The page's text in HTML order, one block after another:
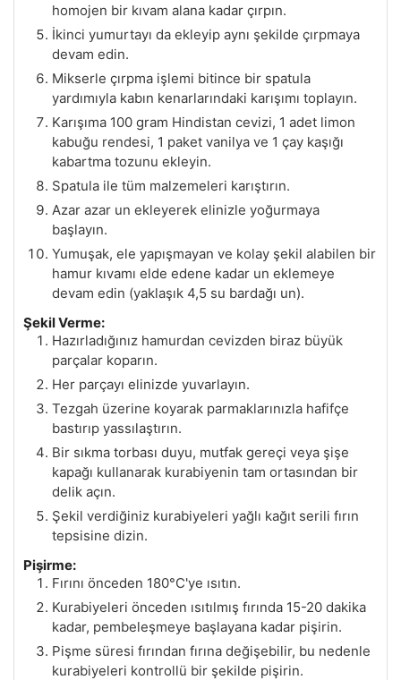
homojen bir kıvam alana kadar çırpın.
İkinci yumurtayı da ekleyip aynı şekilde çırpmaya
devam edin.
Mikserle çırpma işlemi bitince bir spatula
yardımıyla kabın kenarlarındaki karışımı toplayın.
Karışıma 100 gram Hindistan cevizi, 1 adet limon
kabuğu rendesi, 1 paket vanilya ve 1 çay kaşığı
kabartma tozunu ekleyin.
Spatula ile tüm malzemeleri karıştırın.
Azar azar un ekleyerek elinizle yoğurmaya
başlayın.
Yumuşak, ele yapışmayan ve kolay şekil alabilen bir
hamur kıvamı elde edene kadar un eklemeye
devam edin (yaklaşık 4,5 su bardağı un).
Şekil Verme:
Hazırladığınız hamurdan cevizden biraz büyük
parçalar koparın.
Her parçayı elinizde yuvarlayın.
Tezgah üzerine koyarak parmaklarınızla hafifçe
bastırıp yassılaştırın.
Bir sıkma torbası duyu, mutfak gereçi veya şişe
kapağı kullanarak kurabiyenin tam ortasından bir
delik açın.
Şekil verdiğiniz kurabiyeleri yağlı kağıt serili fırın
tepsisine dizin.
Pişirme:
Fırını önceden 180°C'ye ısıtın.
Kurabiyeleri önceden ısıtılmış fırında 15-20 dakika
kadar, pembeleşmeye başlayana kadar pişirin.
Pişme süresi fırından fırına değişebilir, bu nedenle
kurabiyeleri kontrollü bir şekilde pişirin.